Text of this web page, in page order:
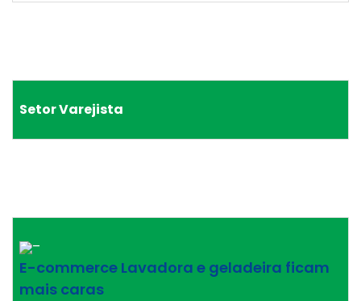
Setor Varejista
–
E-commerce Lavadora e geladeira ficam
mais caras